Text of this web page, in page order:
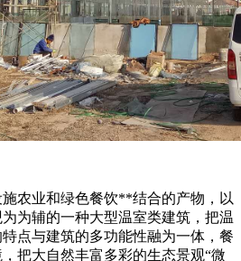
农业和绿色餐饮**结合的产物，以
为辅的一种大型温室类建筑，把温
点与建筑的多功能性融为一体，餐
把大自然丰富多彩的生态景观“微